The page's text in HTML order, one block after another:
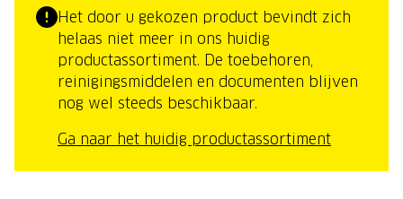
Het door u gekozen product bevindt zich
helaas niet meer in ons huidig
productassortiment. De toebehoren,
reinigingsmiddelen en documenten blijven
nog wel steeds beschikbaar.
Ga naar het huidig productassortiment